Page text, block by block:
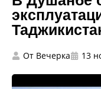
От Вечерка 13